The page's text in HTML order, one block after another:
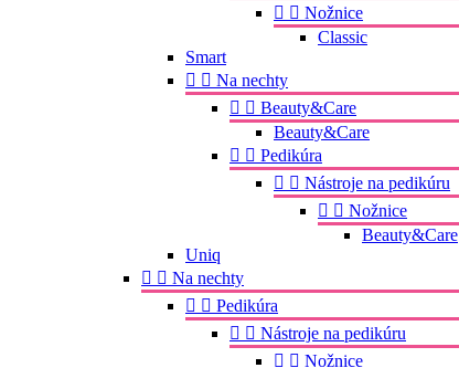
  Nožnice
Classic
Smart
  Na nechty
  Beauty&Care
Beauty&Care
  Pedikúra
  Nástroje na pedikúru
  Nožnice
Beauty&Care
Uniq
  Na nechty
  Pedikúra
  Nástroje na pedikúru
  Nožnice